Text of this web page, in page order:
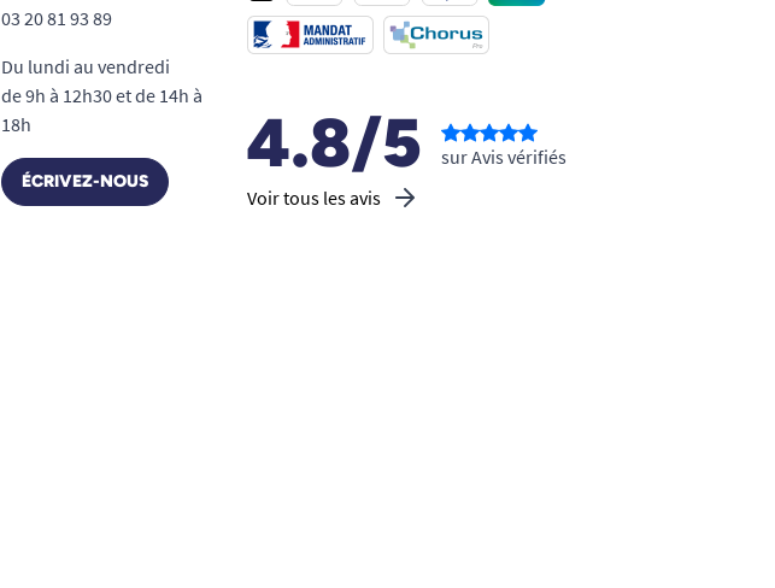
03 20 81 93 89
Du lundi au vendredi
de 9h à 12h30 et de 14h à
18h
ÉCRIVEZ-NOUS 4.8/5
Voir tous les avis
sur Avis vérifiés